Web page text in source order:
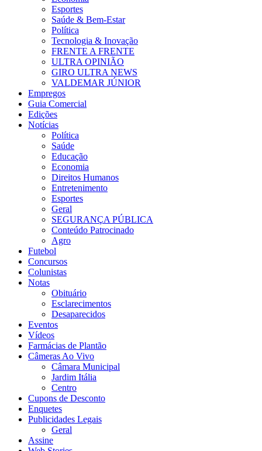
Esportes
Saúde & Bem-Estar
Política
Tecnologia & Inovação
FRENTE A FRENTE
ULTRA OPINIÃO
GIRO ULTRA NEWS
VALDEMAR JÚNIOR
Empregos
Guia Comercial
Edições
Notícias
Política
Saúde
Educação
Economia
Direitos Humanos
Entretenimento
Esportes
Geral
SEGURANÇA PÚBLICA
Conteúdo Patrocinado
Agro
Futebol
Concursos
Colunistas
Notas
Obituário
Esclarecimentos
Desaparecidos
Eventos
Vídeos
Farmácias de Plantão
Câmeras Ao Vivo
Câmara Municipal
Jardim Itália
Centro
Cupons de Desconto
Enquetes
Publicidades Legais
Geral
Assine